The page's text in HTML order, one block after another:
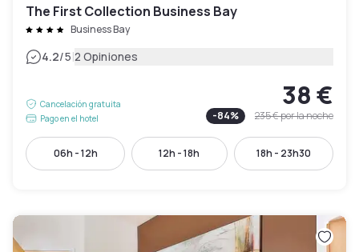
The First Collection Business Bay
Business Bay
4.2/5|2 Opiniones
Cancelación gratuita
Pago en el hotel
38 €
-84% 235 €por la noche
06h - 12h 12h - 18h 18h - 23h30